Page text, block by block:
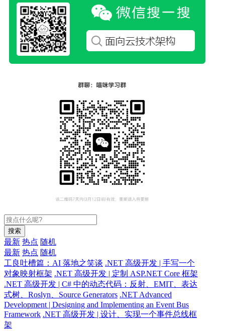
搜索
最新 热点 随机
最新 热点 随机
工良吐槽篇：AI 落地之笑谈 .NET 高级开发 | 手写一个
对象映射框架 .NET 高级开发 | 定制 ASP.NET Core 框架
.NET 高级开发 | C# 中的动态代码：反射、EMIT、表达
式树、Roslyn、Source Generators .NET Advanced
Development | Designing and Implementing an Event Bus
Framework .NET 高级开发 | 设计、实现一个事件总线框
架